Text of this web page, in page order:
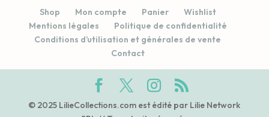
Shop Mon compte Panier
Wishlist
Mentions légales
Politique de confidentialité
Conditions d’utilisation et générales de vente
Contact
© 2025 LilieCollections.com est édité par Lilie Network